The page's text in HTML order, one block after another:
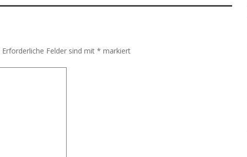
Erforderliche Felder sind mit * markiert